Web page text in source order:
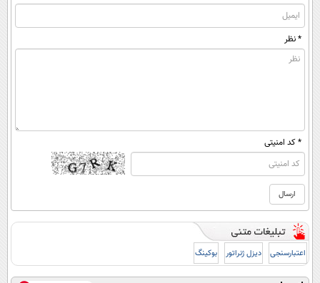
* نظر
* کد امنیتی
اعتبارسنجی دیزل ژنراتور بوکینگ